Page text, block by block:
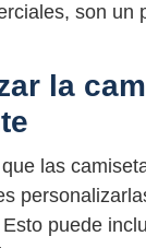
son un
la
las
puede